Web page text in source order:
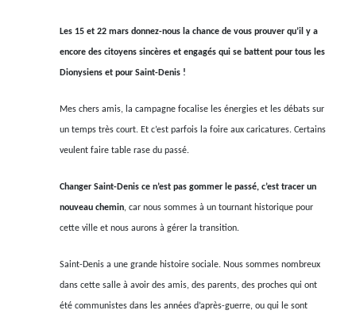
Les 15 et 22 mars donnez-nous la chance de vous prouver qu’il y a
encore des citoyens sincères et engagés qui se battent pour tous les
Dionysiens et pour Saint-Denis !
Mes chers amis, la campagne focalise les énergies et les débats sur
un temps très court. Et c’est parfois la foire aux caricatures. Certains
veulent faire table rase du passé.
Changer Saint-Denis ce n’est pas gommer le passé, c’est tracer un
nouveau chemin, car nous sommes à un tournant historique pour
cette ville et nous aurons à gérer la transition.
Saint-Denis a une grande histoire sociale. Nous sommes nombreux
dans cette salle à avoir des amis, des parents, des proches qui ont
été communistes dans les années d’après-guerre, ou qui le sont